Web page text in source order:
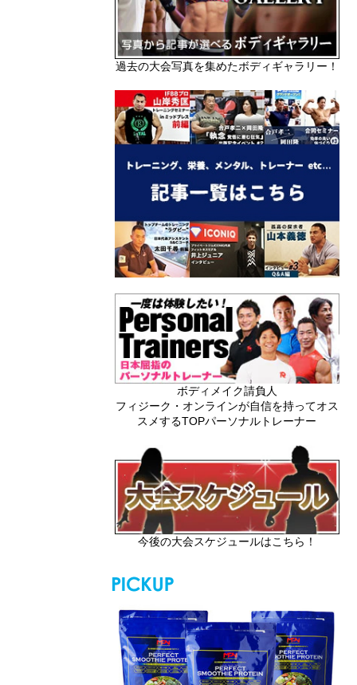
過去の大会写真を集めたボディギャラリー！
ボディメイク請負人
フィジーク・オンラインが自信を持ってオス
スメするTOPパーソナルトレーナー
今後の大会スケジュールはこちら！